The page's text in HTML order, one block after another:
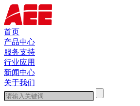
首页
产品中心
服务支持
行业应用
新闻中心
关于我们